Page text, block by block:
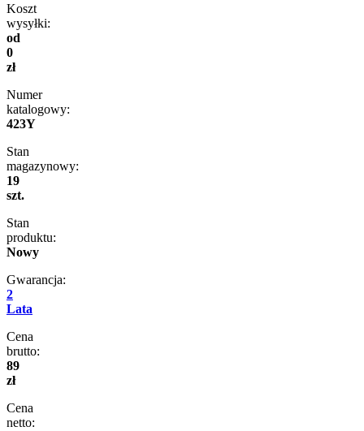
Koszt
wysyłki:
od
0
zł
Numer
katalogowy:
423Y
Stan
magazynowy:
19
szt.
Stan
produktu:
Nowy
Gwarancja:
2
Lata
Cena
brutto:
89
zł
Cena
netto: